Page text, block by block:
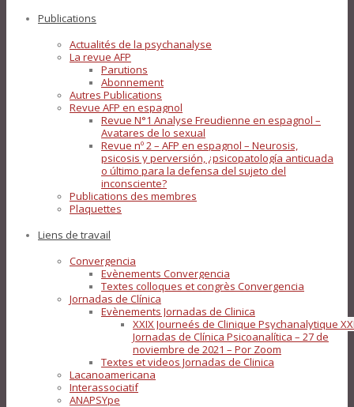
Publications
Actualités de la psychanalyse
La revue AFP
Parutions
Abonnement
Autres Publications
Revue AFP en espagnol
Revue N°1 Analyse Freudienne en espagnol –
Avatares de lo sexual
Revue nº 2 – AFP en espagnol – Neurosis,
psicosis y perversión, ¿psicopatología anticuada
o último para la defensa del sujeto del
inconsciente?
Publications des membres
Plaquettes
Liens de travail
Convergencia
Evènements Convergencia
Textes colloques et congrès Convergencia
Jornadas de Clínica
Evènements Jornadas de Clinica
XXIX Journeés de Clinique Psychanalytique
Jornadas de Clínica Psicoanalítica – 27 de
noviembre de 2021 – Por Zoom
Textes et videos Jornadas de Clinica
Lacanoamericana
Interassociatif
ANAPSYpe